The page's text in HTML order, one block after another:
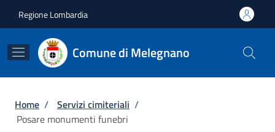
Regione Lombardia
Comune di Melegnano
Briciole di pane
Home / Servizi cimiteriali /
Posare monumenti funebri